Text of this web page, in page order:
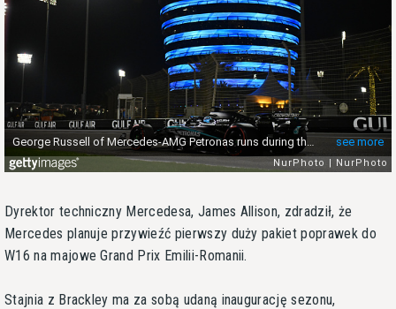
Dyrektor techniczny Mercedesa, James Allison, zdradził, że
Mercedes planuje przywieźć pierwszy duży pakiet poprawek do
W16 na majowe Grand Prix Emilii-Romanii.
Stajnia z Brackley ma za sobą udaną inaugurację sezonu,